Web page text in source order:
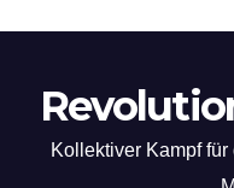
Kollektiver Kampf